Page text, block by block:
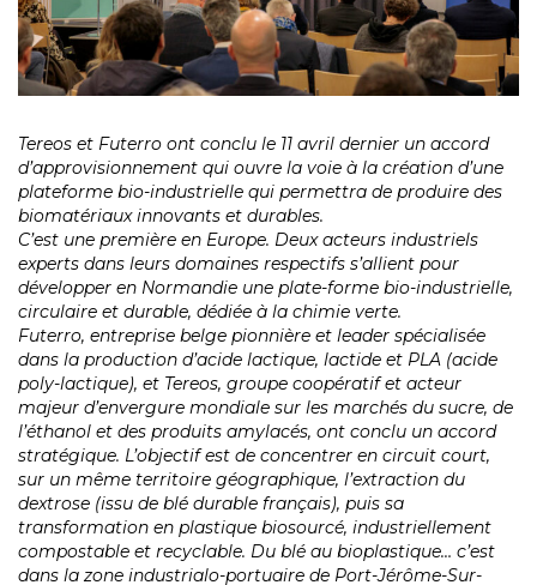
Tereos et Futerro ont conclu le 11 avril dernier un accord
d’approvisionnement qui ouvre la voie à la création d’une
plateforme bio-industrielle qui permettra de produire des
biomatériaux innovants et durables.
C’est une première en Europe. Deux acteurs industriels
experts dans leurs domaines respectifs s’allient pour
développer en Normandie une plate-forme bio-industrielle,
circulaire et durable, dédiée à la chimie verte.
Futerro, entreprise belge pionnière et leader spécialisée
dans la production d’acide lactique, lactide et PLA (acide
poly-lactique), et Tereos, groupe coopératif et acteur
majeur d’envergure mondiale sur les marchés du sucre, de
l’éthanol et des produits amylacés, ont conclu un accord
stratégique. L’objectif est de concentrer en circuit court,
sur un même territoire géographique, l’extraction du
dextrose (issu de blé durable français), puis sa
transformation en plastique biosourcé, industriellement
compostable et recyclable. Du blé au bioplastique… c’est
dans la zone industrialo-portuaire de Port-Jérôme-Sur-